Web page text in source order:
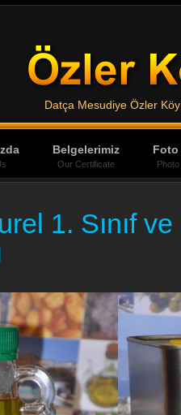
Datça Mesudiye Özler
Belgelerimiz
Our Certificate
Foto
1. Sınıf